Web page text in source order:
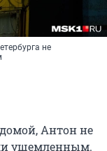
не
Антон не
ущемленным.